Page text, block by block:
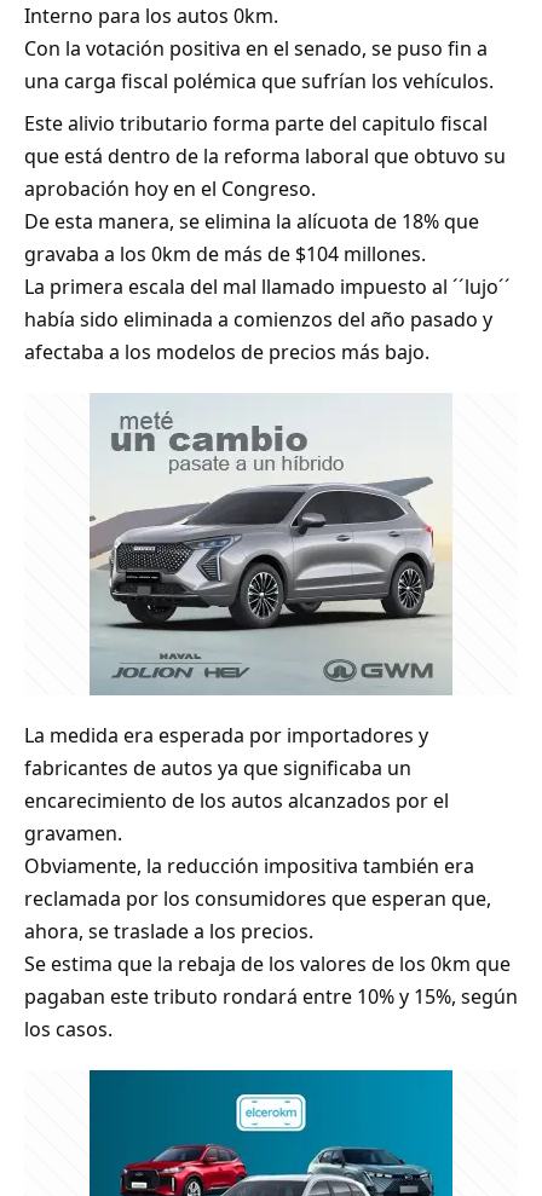
Interno para los autos 0km.
Con la votación positiva en el senado, se puso fin a
una carga fiscal polémica que sufrían los vehículos.
Este alivio tributario forma parte del capitulo fiscal
que está dentro de la reforma laboral que obtuvo su
aprobación hoy en el Congreso.
De esta manera, se elimina la alícuota de 18% que
gravaba a los 0km de más de $104 millones.
La primera escala del mal llamado impuesto al ´´lujo´´
había sido eliminada a comienzos del año pasado y
afectaba a los modelos de precios más bajo.
La medida era esperada por importadores y
fabricantes de autos ya que significaba un
encarecimiento de los autos alcanzados por el
gravamen.
Obviamente, la reducción impositiva también era
reclamada por los consumidores que esperan que,
ahora, se traslade a los precios.
Se estima que la rebaja de los valores de los 0km que
pagaban este tributo rondará entre 10% y 15%, según
los casos.